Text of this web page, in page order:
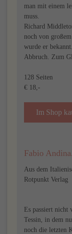
man mit einem
muss.
Richard
noch von
wurde er
Abbruch. Zum
128 Seiten
€ 18,-
Im Shop
Fabio
Aus dem
Rotpunkt Verlag
Es passiert
Tessin, in dem
noch die letzten